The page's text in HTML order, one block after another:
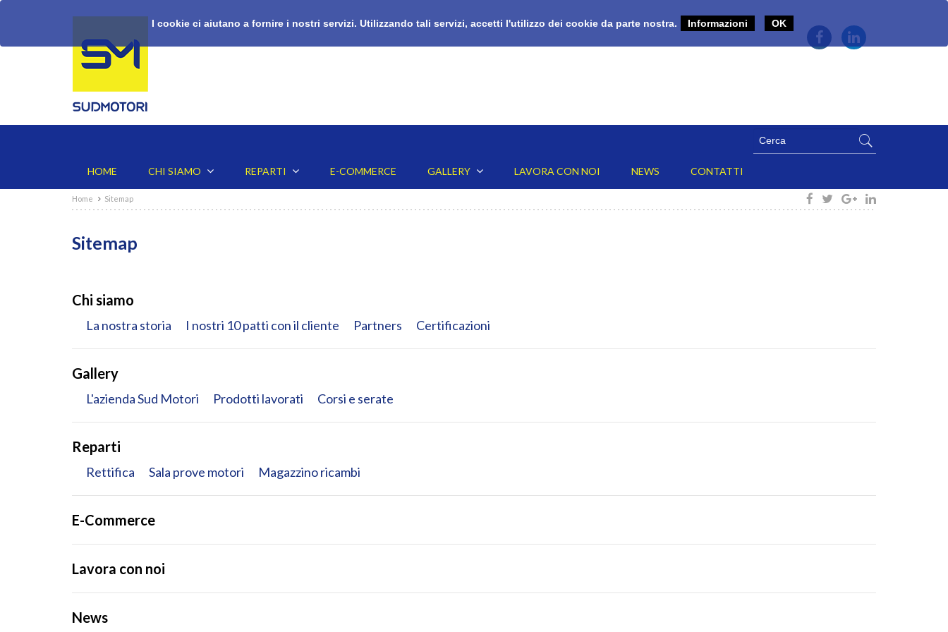
I cookie ci aiutano a fornire i nostri servizi. Utilizzando tali servizi, accetti l'utilizzo dei cookie da parte nostra. Informazioni OK
HOME CHI SIAMO REPARTI E-COMMERCE GALLERY LAVORA CON NOI NEWS CONTATTI
Home Sitemap
Sitemap
Chi siamo
La nostra storia I nostri 10 patti con il cliente Partners Certificazioni
Gallery
L'azienda Sud Motori Prodotti lavorati Corsi e serate
Reparti
Rettifica Sala prove motori Magazzino ricambi
E-Commerce
Lavora con noi
News